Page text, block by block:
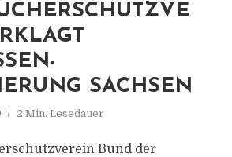
SACHSEN
2 Min. Lesedauer
Bund der